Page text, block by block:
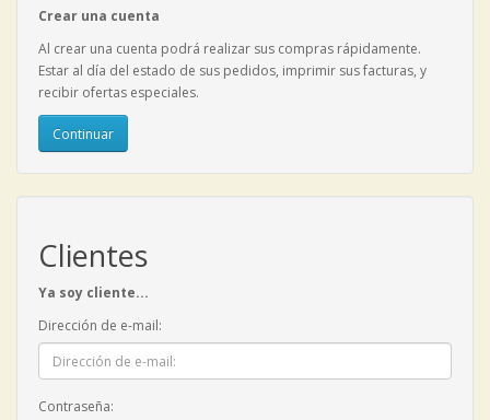
Crear una cuenta
Al crear una cuenta podrá realizar sus compras rápidamente.
Estar al día del estado de sus pedidos, imprimir sus facturas, y
recibir ofertas especiales.
Continuar
Clientes
Ya soy cliente...
Dirección de e-mail:
Contraseña: